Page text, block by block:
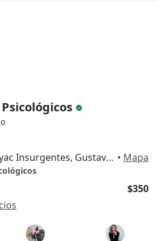
Montiel 1501 Tepeyac Insurgentes, Gustavo A Madero • Mapa
$350